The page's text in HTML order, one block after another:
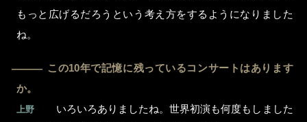
もっと広げるだろうという考え方をするようになりました
ね。
― この10年で記憶に残っているコンサートはあります
か。
上野
いろいろありましたね。世界初演も何度もしました